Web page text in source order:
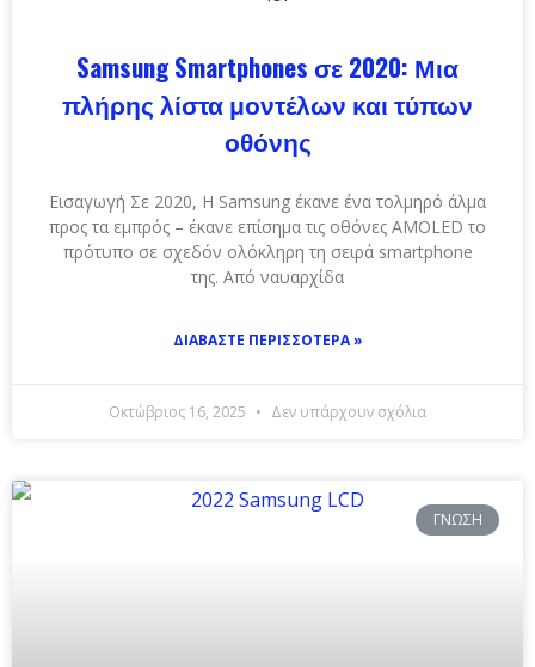
Samsung Smartphones σε 2020: Μια
πλήρης λίστα μοντέλων και τύπων
οθόνης
Εισαγωγή Σε 2020, Η Samsung έκανε ένα τολμηρό άλμα
προς τα εμπρός – έκανε επίσημα τις οθόνες AMOLED το
πρότυπο σε σχεδόν ολόκληρη τη σειρά smartphone
της. Από ναυαρχίδα
ΔΙΑΒΆΣΤΕ ΠΕΡΙΣΣΌΤΕΡΑ »
Οκτώβριος 16, 2025 Δεν υπάρχουν σχόλια
ΓΝΏΣΗ